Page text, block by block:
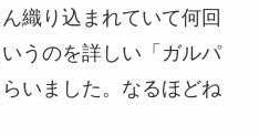
織り込まれていて何回
うのを詳しい「ガルパ
いました。なるほどね